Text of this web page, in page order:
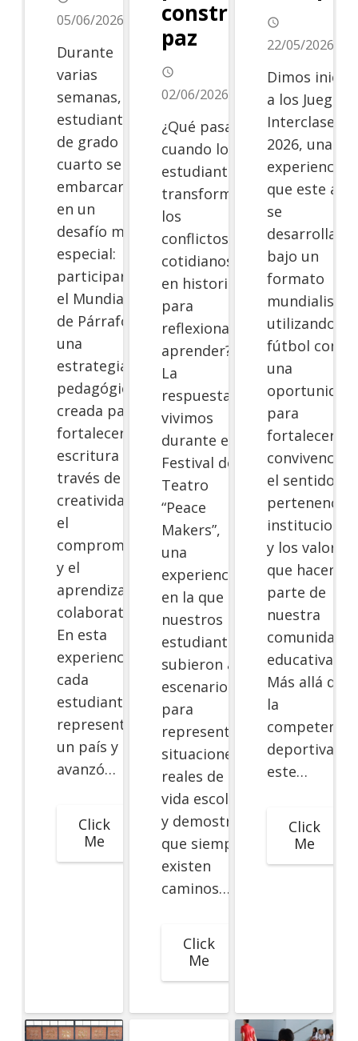
05/06/2026
Durante
varias
semanas, los
estudiantes
de grado
cuarto se
embarcaron
en un
desafío muy
especial:
participar en
el Mundial
de Párrafos,
una
estrategia
pedagógica
creada para
fortalecer la
escritura a
través de la
creatividad,
el
compromiso
y el
aprendizaje
colaborativo.
En esta
experiencia,
cada
estudiante
representó
un país y
avanzó…
Click
Me
construir
paz
access_time
02/06/2026
¿Qué pasa
cuando los
estudiantes
transforman
los
conflictos
cotidianos
en historias
para
reflexionar y
aprender?
La
respuesta la
vivimos
durante el
Festival de
Teatro
“Peace
Makers”,
una
experiencia
en la que
nuestros
estudiantes
subieron al
escenario
para
representar
situaciones
reales de la
vida escolar
y demostrar
que siempre
existen
caminos…
Click
Me
access_time
22/05/2026
Dimos inicio
a los Juegos
Interclases
2026, una
experiencia
que este año
se
desarrollará
bajo un
formato
mundialista,
utilizando el
fútbol como
una
oportunidad
para
fortalecer la
convivencia,
el sentido de
pertenencia
institucional
y los valores
que hacen
parte de
nuestra
comunidad
educativa.
Más allá de
la
competencia
deportiva,
este…
Click
Me